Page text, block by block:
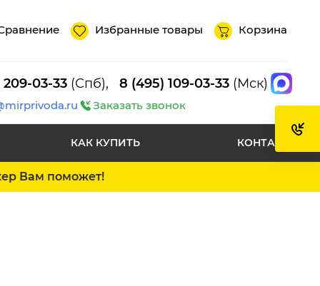
Избранные товары Корзина
209-03-33 (Спб), 8 (495) 109-03-33 (Мск)
Заказать звонок
КАК КУПИТЬ КОНТАКТЫ
Вам поможет!